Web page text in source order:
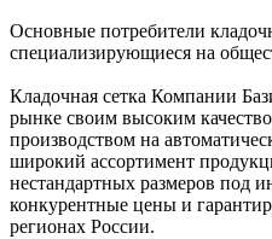
Основные потребители
специализирующиеся на
Кладочная сетка Компании
рынке своим высоким
производством на
широкий ассортимент
нестандартных размеров под
конкурентные цены и
регионах России.